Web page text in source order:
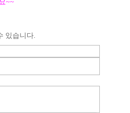
~~
있습니다.